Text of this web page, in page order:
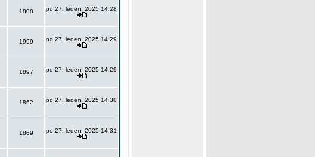
1808 po 27. leden, 2025 14:28
1999 po 27. leden, 2025 14:29
1897 po 27. leden, 2025 14:29
1862 po 27. leden, 2025 14:30
1869 po 27. leden, 2025 14:31